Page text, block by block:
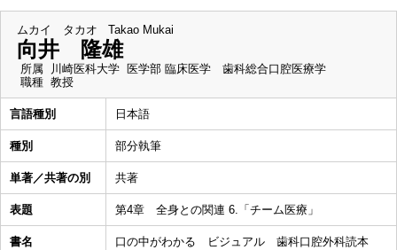
ムカイ タカオ Takao Mukai
向井 隆雄
所属
川崎医科大学 医学部 臨床医学 歯科総合口腔医療学
職種 教授
言語種別 日本語
種別 部分執筆
単著／共著の別 共著
表題 第4章 全身との関連 6.「チーム医療」
書名 口の中がわかる ビジュアル 歯科口腔外科読本